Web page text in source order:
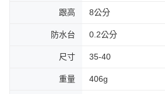
跟高 8公分
防水台 0.2公分
尺寸 35-40
重量 406g